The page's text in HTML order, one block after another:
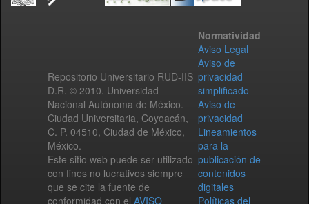
Repositorio Universitario RUD-IIS
D.R. © 2010. Universidad
Nacional Autónoma de México.
Ciudad Universitaria, Coyoacán,
C. P. 04510, Ciudad de México,
México.
Este sitio web puede ser utilizado
con fines no lucrativos siempre
que se cite la fuente de
conformidad con el AVISO
Normatividad
Aviso Legal
Aviso de
privacidad
simplificado
Aviso de
privacidad
Lineamientos
para la
publicación de
contenidos
digitales
Políticas del